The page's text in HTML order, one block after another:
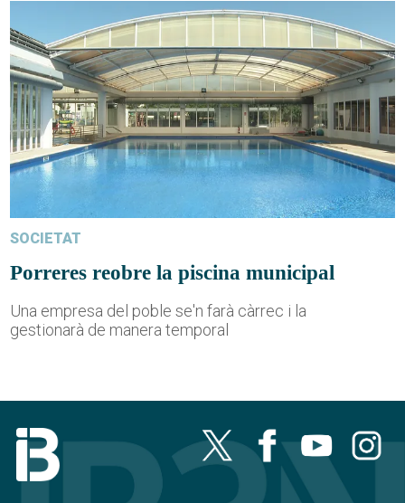
SOCIETAT
Porreres reobre la piscina municipal
Una empresa del poble se'n farà càrrec i la
gestionarà de manera temporal